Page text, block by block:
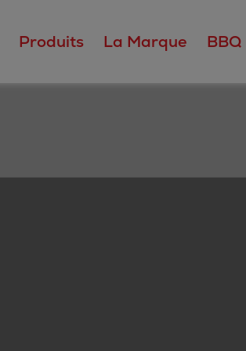
Produits La Marque BBQ